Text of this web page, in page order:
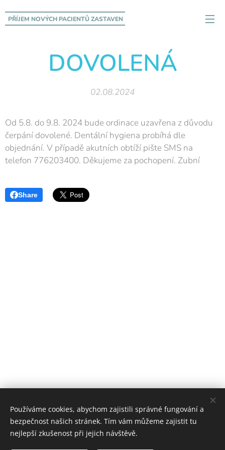
PŘÍJEM NOVÝCH PACIENTŮZASTAVEN
DOVOLENÁ
02.08.2024
Od 5.8. do 9.8. 2024 bude ordinace uzavřena z důvodu
čerpání dovolené. Dentální hygiena probíhá dle
objednání. V případě akutních obtíží pište SMS na
telefon 776203400. Děkujeme za pochopení. Zubní
Share
Používáme cookies, abychom zajistili správné fungování a
bezpečnost našich stránek. Tím vám můžeme zajistit tu
nejlepší zkušenost při jejich návštěvě.